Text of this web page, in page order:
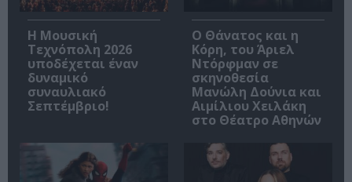
Η Μουσική
Τεχνόπολη 2026
υποδέχεται έναν
δυναμικό
συναυλιακό
Σεπτέμβριο!
Ο Θάνατος και η
Κόρη, του Άριελ
Ντόρφμαν σε
σκηνοθεσία
Μανώλη Δούνια και
Αιμίλιου Χειλάκη
στο Θέατρο Αθηνών